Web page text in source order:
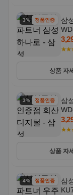
3% 할인정품인증
삼
상품 자
3% 할인정품인증
삼
상품 자
4% 할인정품인증
삼